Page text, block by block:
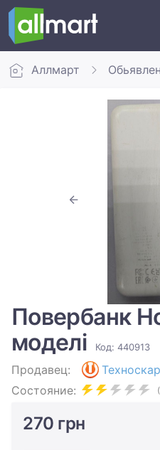
Аллмарт
Повербанк
моделі
Код: 440913
Продавец:
Состояние:
270 грн